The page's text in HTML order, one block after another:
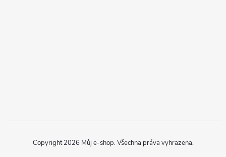
Copyright 2026 Můj e-shop. Všechna práva vyhrazena.